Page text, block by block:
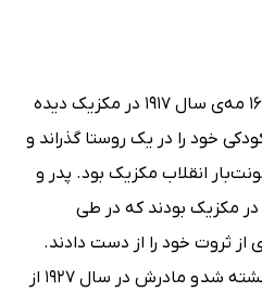
خوان رولفو (Juan Rulfo) در 16 مه‌ی سال 1917 در مکزیک دیده
خود را در یک روستا گذراند و
انقلاب مکزیک بود. پدر و
در مکزیک بودند که در طی
ثروت خود را از دست دادند.
پدر خوان رولفو در سال 1923 کشته شد و مادرش در سال 1927 از